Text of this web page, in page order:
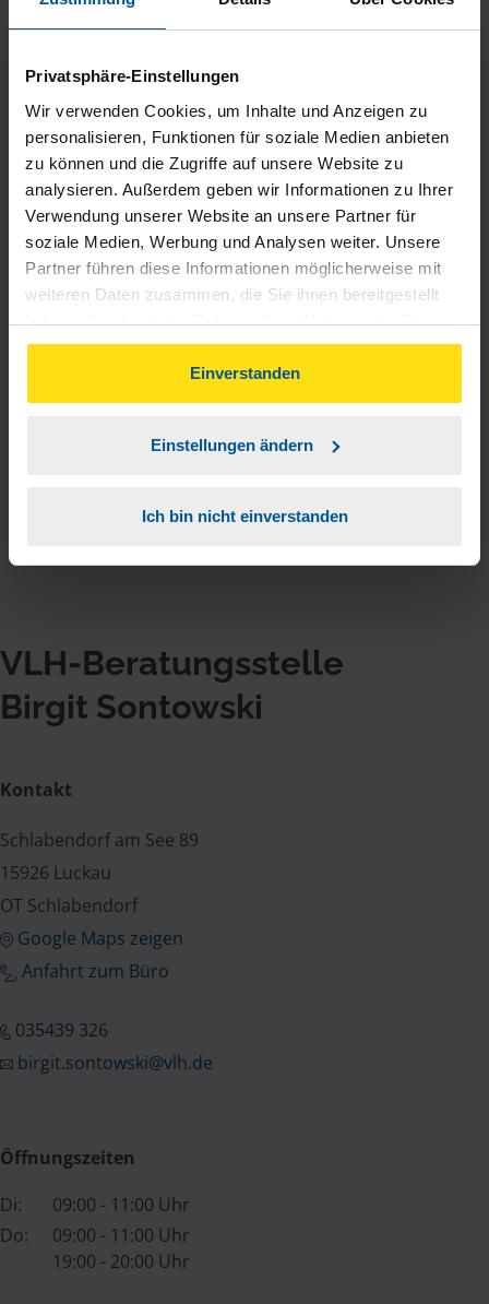
Privatsphäre-Einstellungen
Wir verwenden Cookies, um Inhalte und Anzeigen zu
personalisieren, Funktionen für soziale Medien anbieten
zu können und die Zugriffe auf unsere Website zu
analysieren. Außerdem geben wir Informationen zu Ihrer
Verwendung unserer Website an unsere Partner für
soziale Medien, Werbung und Analysen weiter. Unsere
Partner führen diese Informationen möglicherweise mit
weiteren Daten zusammen, die Sie ihnen bereitgestellt
haben oder die sie im Rahmen Ihrer Nutzung der Dienste
gesammelt haben. Indem Sie auf Einverstanden klicken,
können Sie der Verwendung von Cookies, gemäß
unserer➔ Datenschutzrichtliniezustimmen.
Einverstanden
Einstellungen ändern
Ich bin nicht einverstanden
Sehr zufrieden mit meiner Steuerberaterin
anonymes VLH-Mitglied
Rundum zufrieden mit meiner Beratungsstelle , immer
alles Danke
VLH-Beratungsstelle
Birgit Sontowski
Kontakt
Schlabendorf am See 89
15926 Luckau
OT Schlabendorf
Google Maps zeigen
Anfahrt zum Büro
035439 326
birgit.sontowski@vlh.de
Öffnungszeiten
Di:
09:00 - 11:00 Uhr
Do:
09:00 - 11:00 Uhr
19:00 - 20:00 Uhr